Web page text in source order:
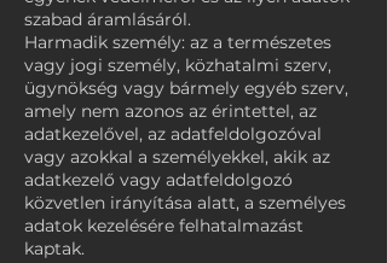
szabad áramlásáról.
Harmadik személy: az a természetes
vagy jogi személy, közhatalmi szerv,
ügynökség vagy bármely egyéb szerv,
amely nem azonos az érintettel, az
adatkezelővel, az adatfeldolgozóval
vagy azokkal a személyekkel, akik az
adatkezelő vagy adatfeldolgozó
közvetlen irányítása alatt, a személyes
adatok kezelésére felhatalmazást
kaptak.